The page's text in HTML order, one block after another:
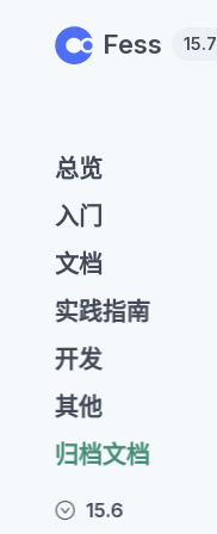
Fess 15.7
总览
入门
文档
实践指南
开发
其他
归档文档
15.6